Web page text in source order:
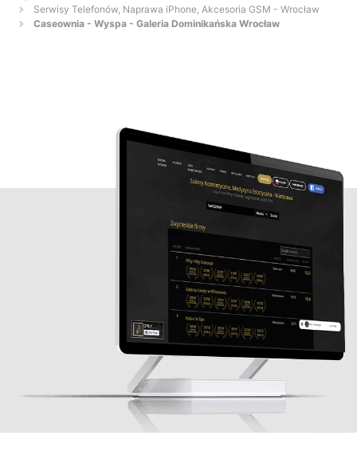
Serwisy Telefonów, Naprawa iPhone, Akcesoria GSM - Wrocław
Caseownia - Wyspa - Galeria Dominikańska Wrocław